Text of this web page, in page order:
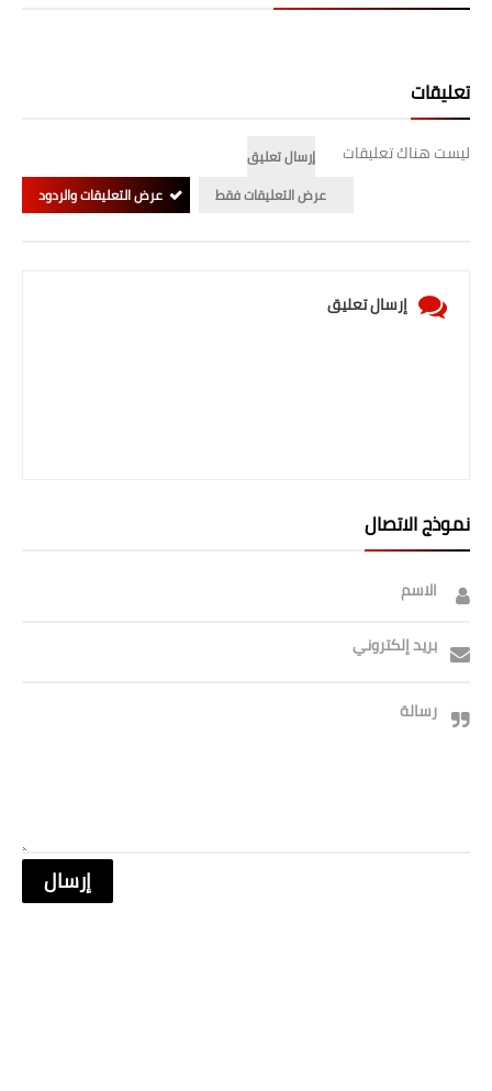
تعليقات
ليست هناك تعليقات
إرسال تعليق
عرض التعليقات فقط
عرض التعليقات والردود
إرسال تعليق
نموذج الاتصال
الاسم
بريد إلكتروني
رسالة